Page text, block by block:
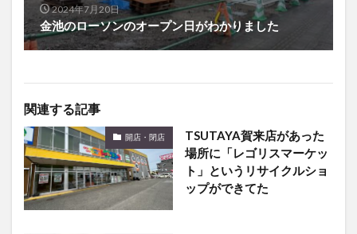
2024年7月20日
金池のローソンのオープン日がわかりました
関連する記事
開店・閉店
TSUTAYA賀来店があった
場所に「レゴリスマーケッ
ト」というリサイクルショ
ップができてた